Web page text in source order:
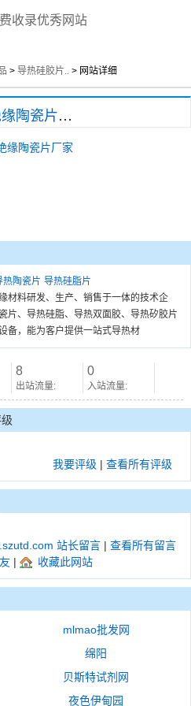
收录优秀网站
> 导热硅胶片.. > 网站详细
导热硅胶片_导热硅脂_绝缘陶瓷片厂家
缘陶瓷片厂家
热陶瓷片 导热硅脂片
材料研发、生产、销售于一体的技术企
片、导热硅脂、导热双面胶、导热矽胶片
备，能为客户提供一站式导热材
8
出站流量:
0
入站流量:
我要评级 | 查看所有评级
站长留言 | 查看所有留言
| 收藏此网站
mlmao批发网
绵阳
贝斯特试剂网
夜色伊甸园